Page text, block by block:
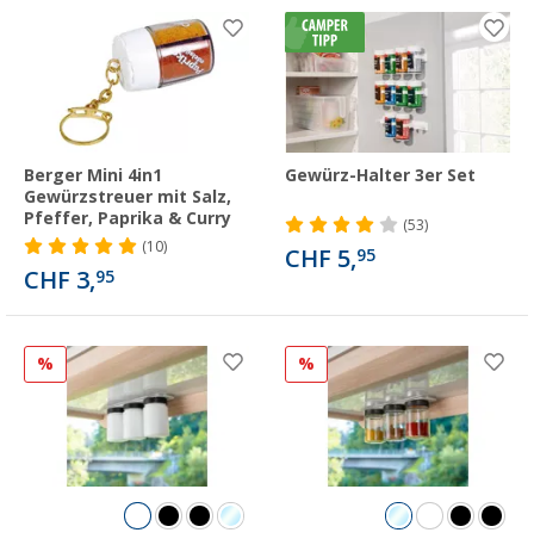
Berger Mini 4in1
Gewürzstreuer mit Salz,
Pfeffer, Paprika & Curry
(10)
CHF 3,95
Gewürz-Halter 3er Set
(53)
CHF 5,95
% %